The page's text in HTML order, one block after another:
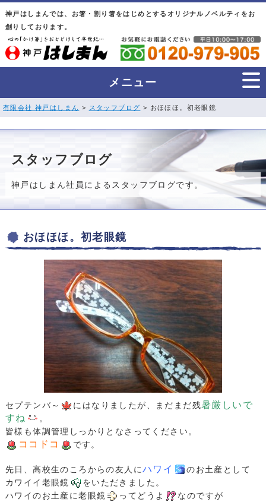
神戸はしまんでは、お箸・割り箸をはじめとするオリジナルノベルティをお
創りしております。
メニュー
有限会社 神戸はしまん > スタッフブログ > おほほほ。初老眼鏡
スタッフブログ
神戸はしまん社員によるスタッフブログです。
おほほほ。初老眼鏡
セプテンバ～ にはなりましたが、まだまだ残暑厳しいで
すね
。
皆様も体調管理しっかりとなさってください。
ココドコ です。
先日、高校生のころからの友人にハワイ
のお土産として
カワイイ老眼鏡
をいただきました。
ハワイのお土産に老眼鏡
ってどうよ
なのですが